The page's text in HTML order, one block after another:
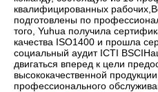
квалифицированных
подготовлены по
того, Yuhua получила
качества ISO1400 и прошла
социальный аудит ICTI
двигаться вперед к цели
высококачественной
профессионального